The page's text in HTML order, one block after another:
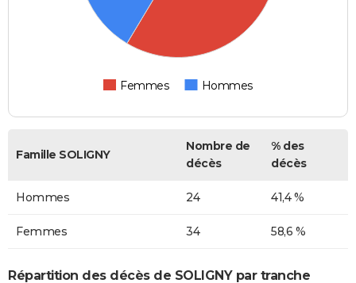
Femmes Hommes
Famille SOLIGNY
Nombre de
décès
% des
décès
Hommes 24 41,4 %
Femmes 34 58,6 %
Répartition des décès de SOLIGNY par tranche